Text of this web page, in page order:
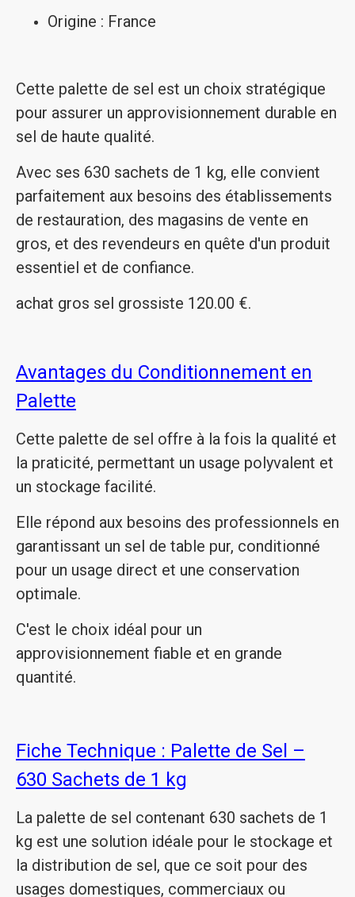
Origine : France
Cette palette de sel est un choix stratégique
pour assurer un approvisionnement durable en
sel de haute qualité.
Avec ses 630 sachets de 1 kg, elle convient
parfaitement aux besoins des établissements
de restauration, des magasins de vente en
gros, et des revendeurs en quête d'un produit
essentiel et de confiance.
achat gros sel grossiste 120.00 €.
Avantages du Conditionnement en
Palette
Cette palette de sel offre à la fois la qualité et
la praticité, permettant un usage polyvalent et
un stockage facilité.
Elle répond aux besoins des professionnels en
garantissant un sel de table pur, conditionné
pour un usage direct et une conservation
optimale.
C'est le choix idéal pour un
approvisionnement fiable et en grande
quantité.
Fiche Technique : Palette de Sel –
630 Sachets de 1 kg
La palette de sel contenant 630 sachets de 1
kg est une solution idéale pour le stockage et
la distribution de sel, que ce soit pour des
usages domestiques, commerciaux ou